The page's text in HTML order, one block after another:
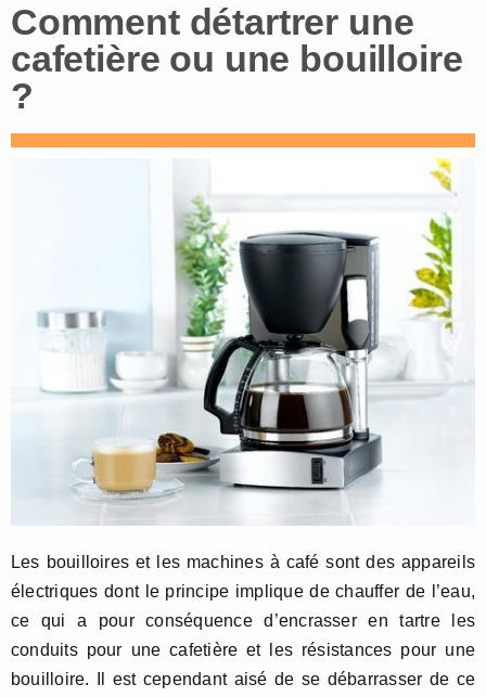
Comment détartrer une
cafetière ou une bouilloire
?
Les bouilloires et les machines à café sont des appareils
électriques dont le principe implique de chauffer de l’eau,
ce qui a pour conséquence d’encrasser en tartre les
conduits pour une cafetière et les résistances pour une
bouilloire. Il est cependant aisé de se débarrasser de ce